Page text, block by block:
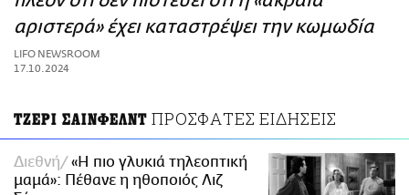
ΑΜΠΑ
PRINT
αριστερά» έχει καταστρέψει την κωμωδία
LIFO NEWSROOM
17.10.2024
ΤΖΕΡΙ ΣΑΙΝΦΕΛΝΤ ΠΡΟΣΦΑΤΕΣ ΕΙΔΗΣΕΙΣ
Διεθνή
«Η πιο γλυκιά τηλεοπτική
μαμά»: Πέθανε η ηθοποιός Λιζ